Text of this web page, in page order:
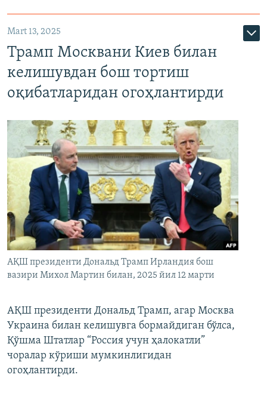
Mart 13, 2025
Трамп Москвани Киев билан
келишувдан бош тортиш
оқибатларидан огоҳлантирди
АҚШ президенти Дональд Трамп Ирландия бош
вазири Михол Мартин билан, 2025 йил 12 марти
АҚШ президенти Дональд Трамп, агар Москва
Украина билан келишувга бормайдиган бўлса,
Қўшма Штатлар “Россия учун ҳалокатли”
чоралар кўриши мумкинлигидан
огоҳлантирди.